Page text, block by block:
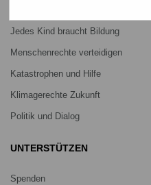
Jedes Kind braucht Bildung
Menschenrechte verteidigen
Katastrophen und Hilfe
Klimagerechte Zukunft
Politik und Dialog
UNTERSTÜTZEN
Spenden